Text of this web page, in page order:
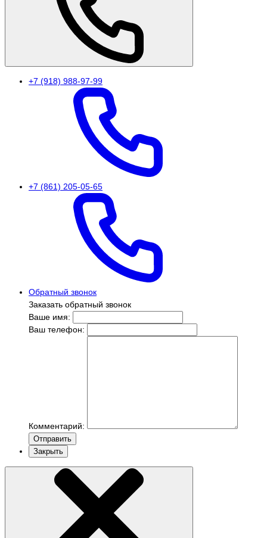
+7 (918) 988-97-99
+7 (861) 205-05-65
Обратный звонок
Заказать обратный звонок
Ваше имя:
Ваш телефон:
Комментарий:
Отправить
Закрыть